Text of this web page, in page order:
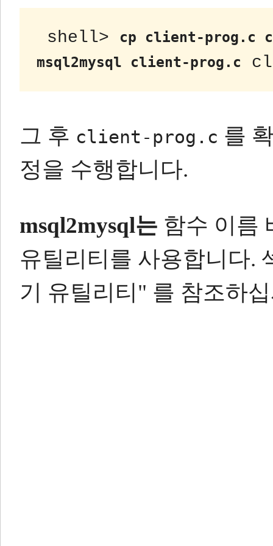
shell>
cp client-prog.c
msql2mysql client-prog.c
그 후 client-prog.c 를
정을 수행합니다.
msql2mysql는 함수 이름
유틸리티를 사용합니다.
기 유틸리티" 를 참조하